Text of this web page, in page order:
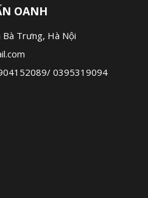
OANH
Trưng, Hà Nội
/ 0395319094